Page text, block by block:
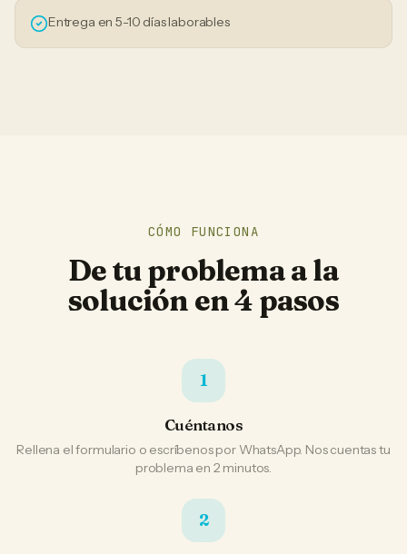
Entrega en 5-10 días laborables
CÓMO FUNCIONA
De tu problema a la
solución en 4 pasos
1
Cuéntanos
Rellena el formulario o escríbenos por WhatsApp. Nos cuentas tu
problema en 2 minutos.
2